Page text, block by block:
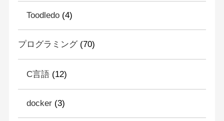
Toodledo(4)
プログラミング(70)
C言語(12)
docker(3)